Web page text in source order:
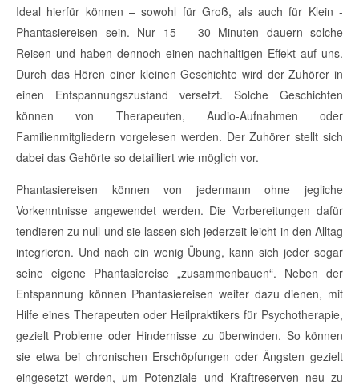
Ideal hierfür können – sowohl für Groß, als auch für Klein -
Phantasiereisen sein. Nur 15 – 30 Minuten dauern solche
Reisen und haben dennoch einen nachhaltigen Effekt auf uns.
Durch das Hören einer kleinen Geschichte wird der Zuhörer in
einen Entspannungszustand versetzt. Solche Geschichten
können von Therapeuten, Audio-Aufnahmen oder
Familienmitgliedern vorgelesen werden. Der Zuhörer stellt sich
dabei das Gehörte so detailliert wie möglich vor.
Phantasiereisen können von jedermann ohne jegliche
Vorkenntnisse angewendet werden. Die Vorbereitungen dafür
tendieren zu null und sie lassen sich jederzeit leicht in den Alltag
integrieren. Und nach ein wenig Übung, kann sich jeder sogar
seine eigene Phantasiereise „zusammenbauen“. Neben der
Entspannung können Phantasiereisen weiter dazu dienen, mit
Hilfe eines Therapeuten oder Heilpraktikers für Psychotherapie,
gezielt Probleme oder Hindernisse zu überwinden. So können
sie etwa bei chronischen Erschöpfungen oder Ängsten gezielt
eingesetzt werden, um Potenziale und Kraftreserven neu zu